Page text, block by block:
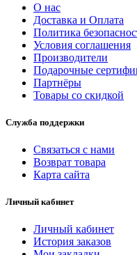
О нас
Доставка и Оплата
Политика
Условия соглашения
Производители
Подарочные
Партнёры
Товары со скидкой
Служба поддержки
Связаться с нами
Возврат товара
Карта сайта
Личный кабинет
Личный кабинет
История заказов